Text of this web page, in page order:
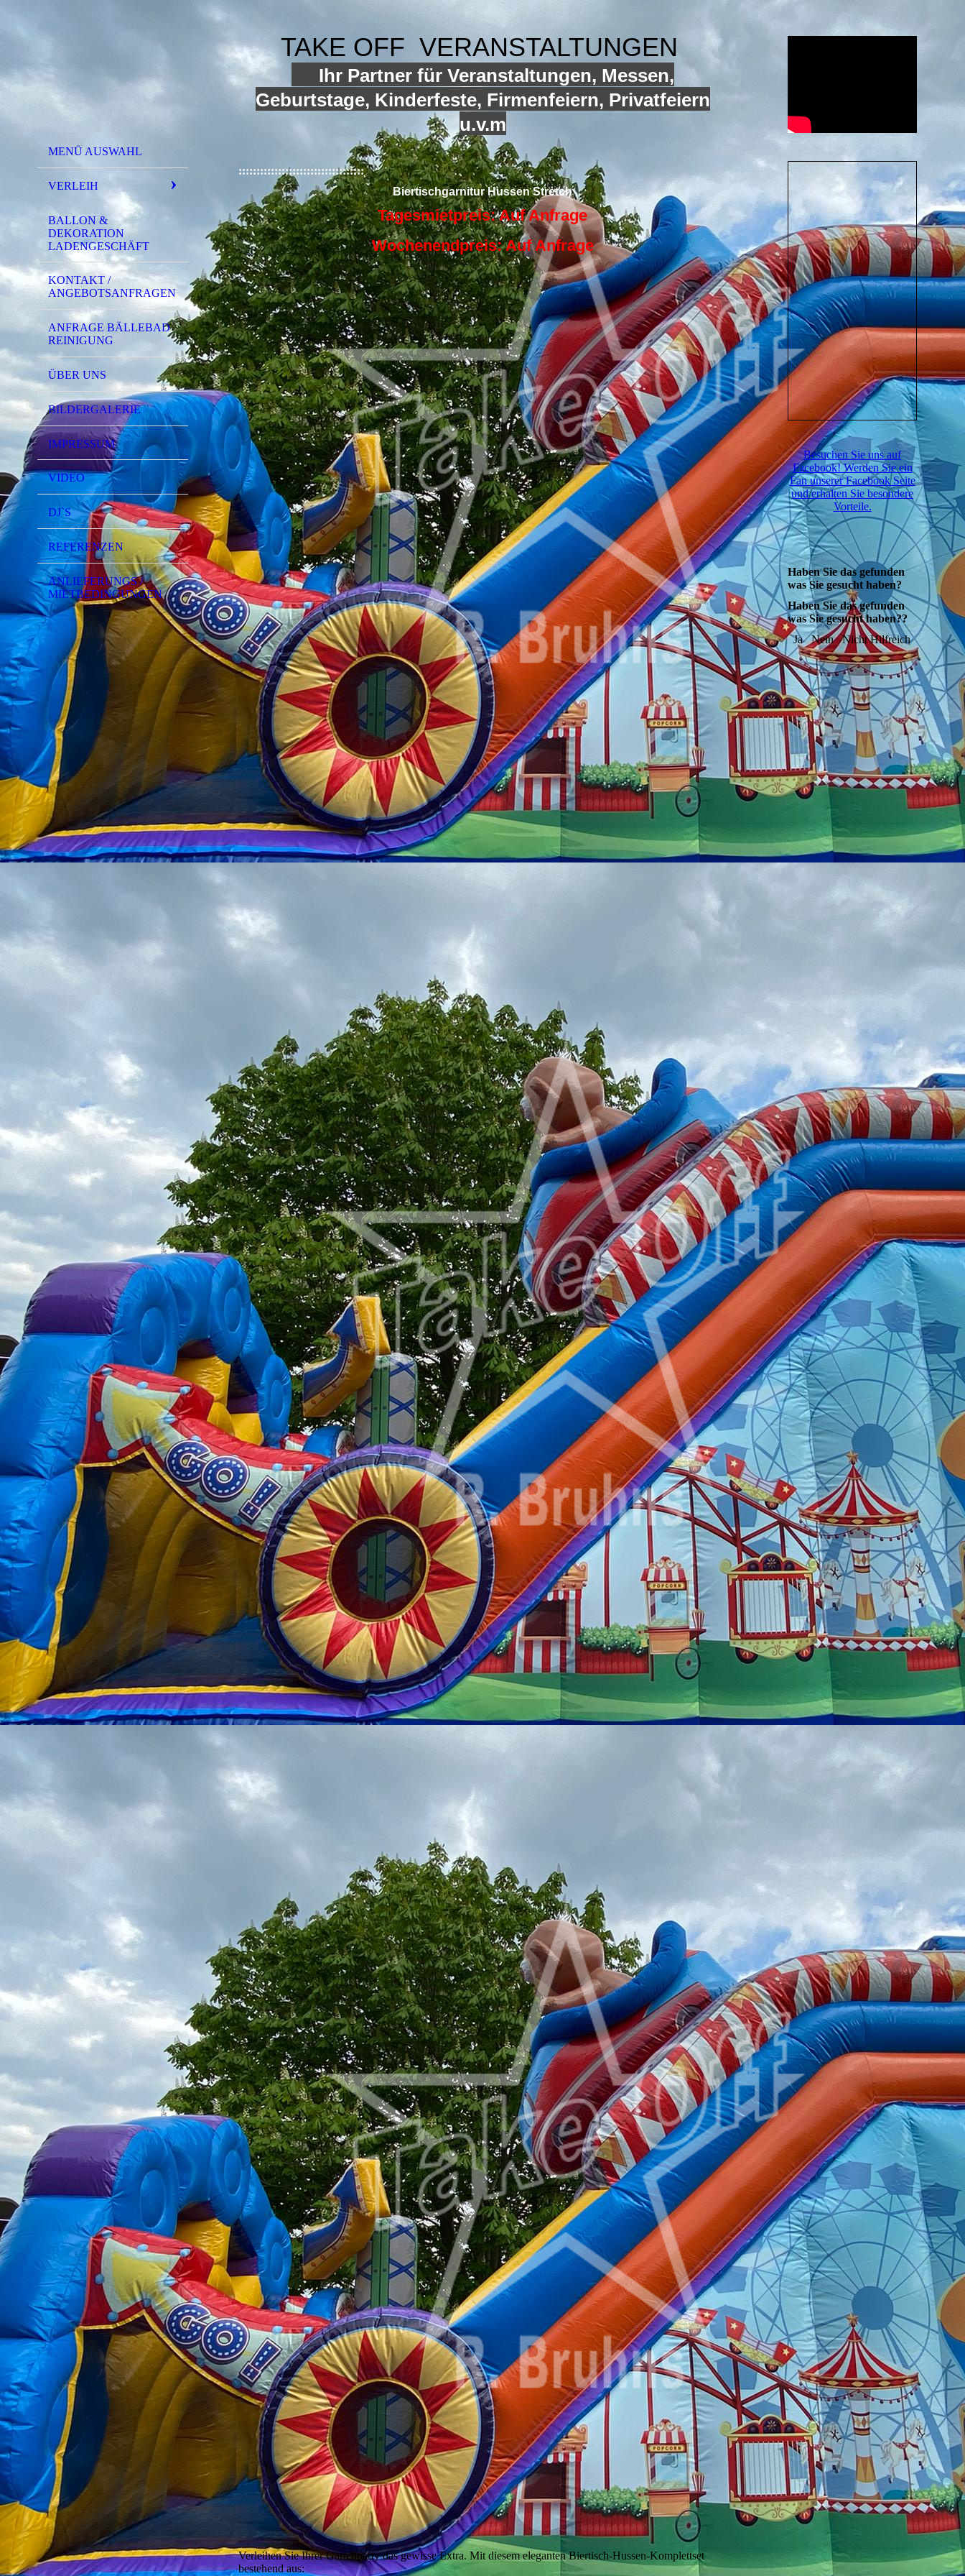
MENÜ AUSWAHL
VERLEIH
BALLON &
DEKORATION
LADENGESCHÄFT
KONTAKT /
ANGEBOTSANFRAGEN
ANFRAGE BÄLLEBAD
REINIGUNG
ÜBER UNS
BILDERGALERIE
IMPRESSUM
VIDEO
DJ`S
REFERENZEN
ANLIEFERUNGS /
MIETBEDINGUNGEN
TAKE OFF VERANSTALTUNGEN
Ihr Partner für Veranstaltungen, Messen,
Geburtstage, Kinderfeste, Firmenfeiern, Privatfeiern
u.v.m
:::::::::::::::::::::::::::::::::::
Biertischgarnitur Hussen Stretch
Tagesmietpreis: Auf Anfrage
Wochenendpreis:Auf Anfrage
Verleihen Sie Ihrer Gartenparty das gewisse Extra. Mit diesem eleganten Biertisch-Hussen-Komplettset
bestehend aus:
Besuchen Sie uns auf
Facebook! Werden Sie ein
Fan unserer Facebook Seite
und erhalten Sie besondere
Vorteile.
Haben Sie das gefunden
was Sie gesucht haben?
Haben Sie das gefunden
was Sie gesucht haben??
Ja
Nein Nicht Hilfreich